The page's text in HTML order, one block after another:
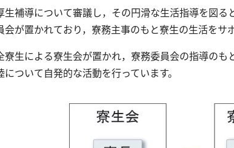
生補導について審議し，その円滑な生活指導を図
会が置かれており，寮務主事のもと寮生の生活をサ
寮生による寮生会が置かれ，寮務委員会の指導の
について自発的な活動を行っています。